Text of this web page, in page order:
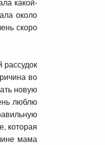
около
скоро
во
новую
люблю
которая
мама